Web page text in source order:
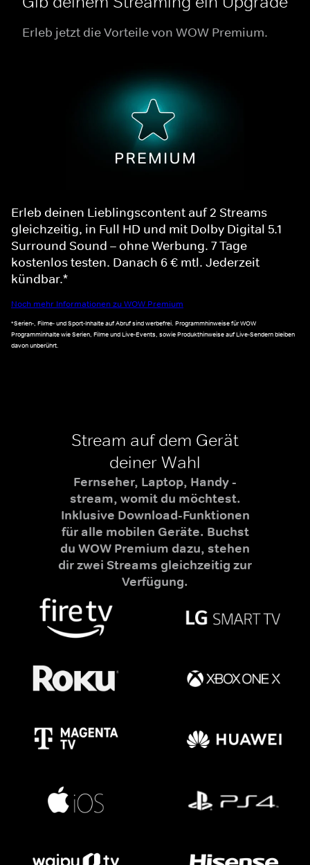
Erleb jetzt die Vorteile von WOW Premium.
Erleb deinen Lieblingscontent auf 2 Streams
gleichzeitig, in Full HD und mit Dolby Digital 5.1
Surround Sound – ohne Werbung. 7 Tage
kostenlos testen. Danach 6 € mtl. Jederzeit
kündbar.*
Noch mehr Informationen zu WOW Premium
*Serien-, Filme- und Sport-Inhalte auf Abruf sind werbefrei. Programmhinweise für WOW
Programminhalte wie Serien, Filme und Live-Events, sowie Produkthinweise auf Live-Sendern bleiben
davon unberührt.
Stream auf dem Gerät
deiner Wahl
Fernseher, Laptop, Handy -
stream, womit du möchtest.
Inklusive Download-Funktionen
für alle mobilen Geräte. Buchst
du WOW Premium dazu, stehen
dir zwei Streams gleichzeitig zur
Verfügung.